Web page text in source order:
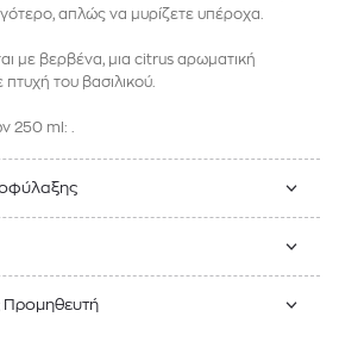
απλώς να μυρίζετε υπέροχα.
με βερβένα, μια citrus αρωματική
πτυχή του βασιλικού.
250 ml: .
Προμηθευτή